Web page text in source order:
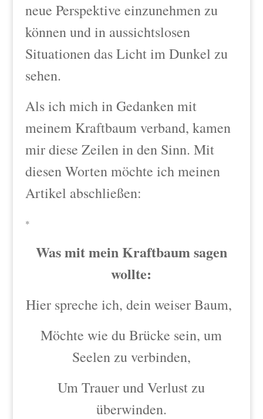
neue Perspektive einzunehmen zu
können und in aussichtslosen
Situationen das Licht im Dunkel zu
sehen.
Als ich mich in Gedanken mit
meinem Kraftbaum verband, kamen
mir diese Zeilen in den Sinn. Mit
diesen Worten möchte ich meinen
Artikel abschließen:
*
Was mit mein Kraftbaum sagen
wollte:
Hier spreche ich, dein weiser Baum,
Möchte wie du Brücke sein, um
Seelen zu verbinden,
Um Trauer und Verlust zu
überwinden.